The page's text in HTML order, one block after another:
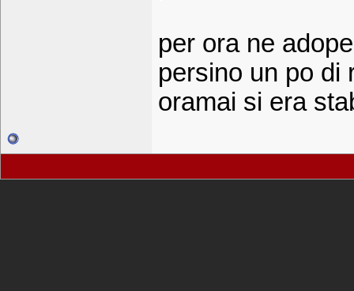
per ora ne
persino un po
oramai si era